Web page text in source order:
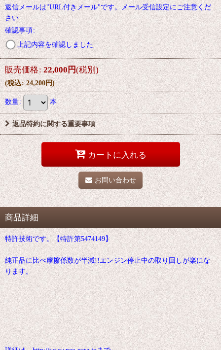
返信メールは"URL付きメール"です。メール受信設定にご注意くだ
さい
確認事項:
上記内容を確認しました
販売価格: 22,000円(税別)
(税込: 24,200円)
数量: 本
返品特約に関する重要事項
カートに入れる
お問い合わせ
商品詳細
特許技術です。【特許第5474149】
純正品に比べ摩擦係数が半減!!エンジン停止中の取り回しが楽にな
ります。